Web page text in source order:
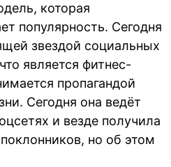
которая
популярность. Сегодня
звездой социальных
является фитнес-
пропагандой
Сегодня она ведёт
и везде получила
но об этом